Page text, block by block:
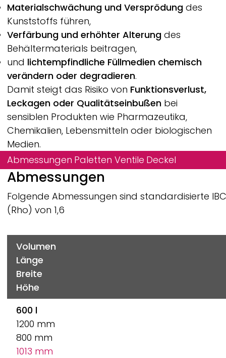
Materialschwächung und Versprödungdes
Kunststoffs führen,
Verfärbung und erhöhter Alterungdes
Behältermaterials beitragen,
und lichtempfindliche Füllmedien chemisch
verändern oder degradieren.
Damit steigt das Risiko von Funktionsverlust,
Leckagen oder Qualitätseinbußenbei
sensiblen Produkten wie Pharmazeutika,
Chemikalien, Lebensmitteln oder biologischen
Medien.
Abmessungen Paletten Ventile Deckel
Abmessungen
Folgende Abmessungen sind standardisierte
(Rho) von 1,6
Volumen
Länge
Breite
Höhe
600 l
1200 mm
800 mm
1013 mm